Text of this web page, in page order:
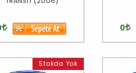
0
Stokda Yok